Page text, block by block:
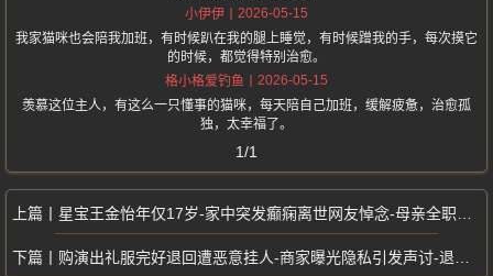
小伊伊
2026-05-15
我家猫咪也会陪我加班，有时候趴在我的腿上睡觉，有时候蹭我的手，每次摸它
的时候，都觉得特别治愈。
格小格爱钓鱼
2026-05-15
羡慕这位主人，有这么一只懂事的猫咪，每天陪自己加班，缓解疲惫，治愈孤
独，太幸福了。
1/1
星宝王金怡年仅17岁-家中突发癫痫离世网友悼念-母亲全职照顾多年心碎
购演出礼服完好退回遭恶意挂人-商家曝光隐私引发声讨-退礼服女孩发声维权